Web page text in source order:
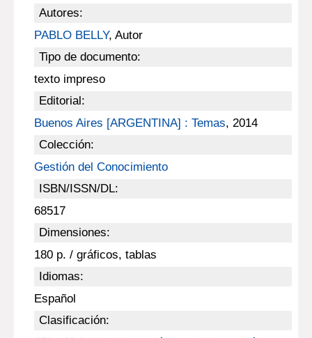
Autores:
PABLO BELLY, Autor
Tipo de documento:
texto impreso
Editorial:
Buenos Aires [ARGENTINA] : Temas, 2014
Colección:
Gestión del Conocimiento
ISBN/ISSN/DL:
68517
Dimensiones:
180 p. / gráficos, tablas
Idiomas:
Español
Clasificación: